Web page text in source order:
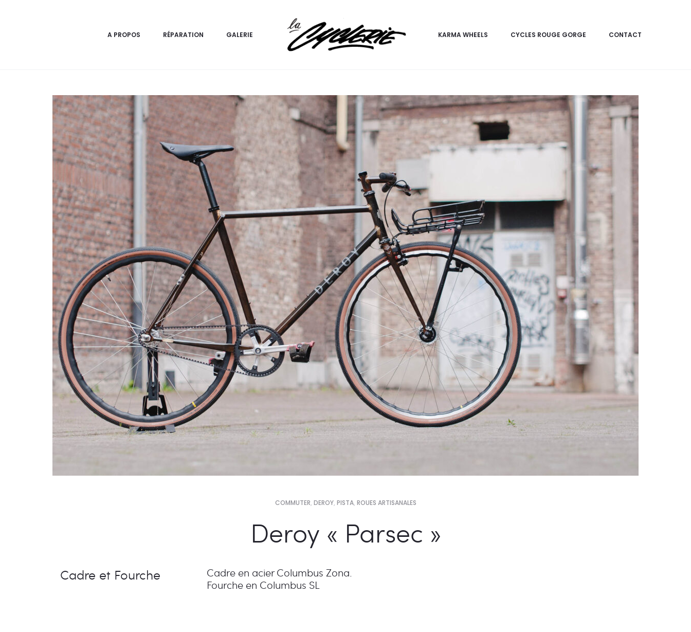
A PROPOS RÉPARATION GALERIE KARMA WHEELS CYCLES ROUGE GORGE CONTACT
COMMUTER, DEROY, PISTA, ROUES ARTISANALES
Deroy « Parsec »
Cadre et Fourche
Cadre en acier Columbus Zona.
Fourche en Columbus SL